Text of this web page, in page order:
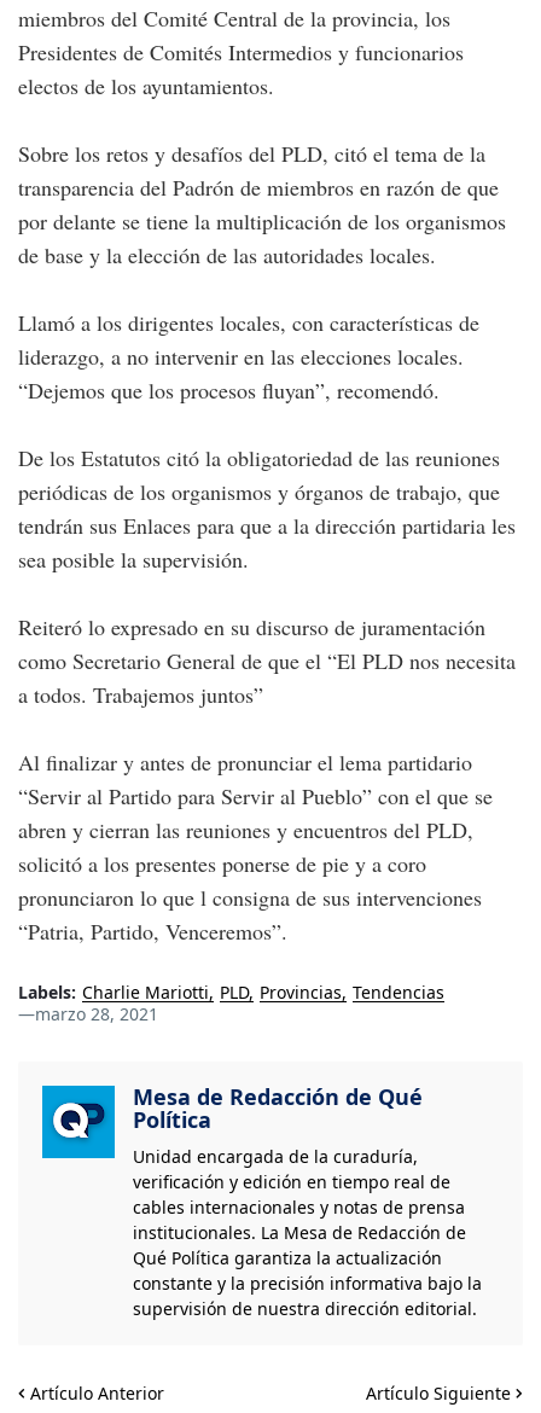
miembros del Comité Central de la provincia, los
Presidentes de Comités Intermedios y funcionarios
electos de los ayuntamientos.
Sobre los retos y desafíos del PLD, citó el tema de la
transparencia del Padrón de miembros en razón de que
por delante se tiene la multiplicación de los organismos
de base y la elección de las autoridades locales.
Llamó a los dirigentes locales, con características de
liderazgo, a no intervenir en las elecciones locales.
“Dejemos que los procesos fluyan”, recomendó.
De los Estatutos citó la obligatoriedad de las reuniones
periódicas de los organismos y órganos de trabajo, que
tendrán sus Enlaces para que a la dirección partidaria les
sea posible la supervisión.
Reiteró lo expresado en su discurso de juramentación
como Secretario General de que el “El PLD nos necesita
a todos. Trabajemos juntos”
Al finalizar y antes de pronunciar el lema partidario
“Servir al Partido para Servir al Pueblo” con el que se
abren y cierran las reuniones y encuentros del PLD,
solicitó a los presentes ponerse de pie y a coro
pronunciaron lo que l consigna de sus intervenciones
“Patria, Partido, Venceremos”.
Labels: Charlie Mariotti PLD Provincias Tendencias
—marzo 28, 2021
Mesa de Redacción de Qué
Política
Unidad encargada de la curaduría,
verificación y edición en tiempo real de
cables internacionales y notas de prensa
institucionales. La Mesa de Redacción de
Qué Política garantiza la actualización
constante y la precisión informativa bajo la
supervisión de nuestra dirección editorial.
Artículo Anterior Artículo Siguiente